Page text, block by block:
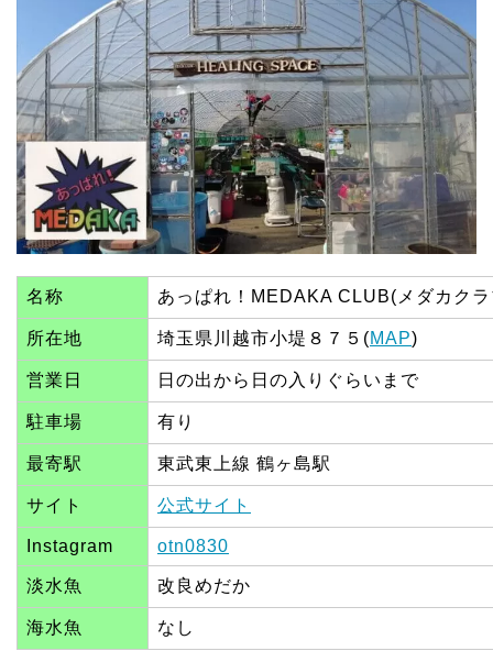
名称 あっぱれ！MEDAKA CLUB(メダカク
所在地 埼玉県川越市小堤８７５(MAP)
営業日 日の出から日の入りぐらいまで
駐車場 有り
最寄駅 東武東上線 鶴ヶ島駅
サイト 公式サイト
Instagram otn0830
淡水魚 改良めだか
海水魚 なし